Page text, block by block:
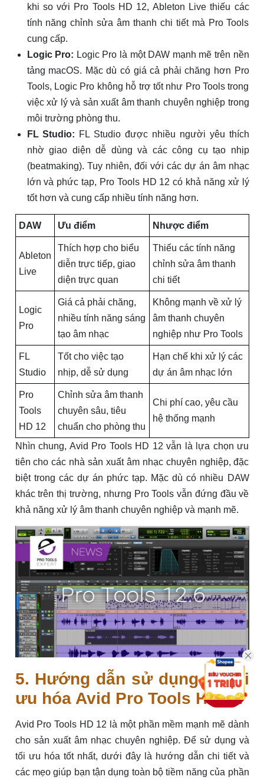
khi so với Pro Tools HD 12, Ableton Live thiếu các
tính năng chỉnh sửa âm thanh chi tiết mà Pro Tools
cung cấp.
Logic Pro: Logic Pro là một DAW mạnh mẽ trên nền
tảng macOS. Mặc dù có giá cả phải chăng hơn Pro
Tools, Logic Pro không hỗ trợ tốt như Pro Tools trong
việc xử lý và sản xuất âm thanh chuyên nghiệp trong
môi trường phòng thu.
FL Studio: FL Studio được nhiều người yêu thích
nhờ giao diện dễ dùng và các công cụ tạo nhịp
(beatmaking). Tuy nhiên, đối với các dự án âm nhạc
lớn và phức tạp, Pro Tools HD 12 có khả năng xử lý
tốt hơn và cung cấp nhiều tính năng hơn.
DAW Ưu điểm Nhược điểm
Ableton
Live
Thích hợp cho biểu
diễn trực tiếp, giao
diện trực quan
Thiếu các tính năng
chỉnh sửa âm thanh
chi tiết
Logic
Pro
Giá cả phải chăng,
nhiều tính năng sáng
tạo âm nhạc
Không mạnh về xử lý
âm thanh chuyên
nghiệp như Pro Tools
FL
Studio
Tốt cho việc tạo
nhịp, dễ sử dụng
Hạn chế khi xử lý các
dự án âm nhạc lớn
Pro
Tools
HD 12
Chỉnh sửa âm thanh
chuyên sâu, tiêu
chuẩn cho phòng thu
Chi phí cao, yêu cầu
hệ thống mạnh
Nhìn chung, Avid Pro Tools HD 12 vẫn là lựa chọn ưu
tiên cho các nhà sản xuất âm nhạc chuyên nghiệp, đặc
biệt trong các dự án phức tạp. Mặc dù có nhiều DAW
khác trên thị trường, nhưng Pro Tools vẫn đứng đầu về
khả năng xử lý âm thanh chuyên nghiệp và mạnh mẽ.
5. Hướng dẫn sử dụng và tối
ưu hóa Avid Pro Tools HD 12
Avid Pro Tools HD 12 là một phần mềm mạnh mẽ dành
cho sản xuất âm nhạc chuyên nghiệp. Để sử dụng và
tối ưu hóa tốt nhất, dưới đây là hướng dẫn chi tiết và
các mẹo giúp bạn tận dụng toàn bộ tiềm năng của phần